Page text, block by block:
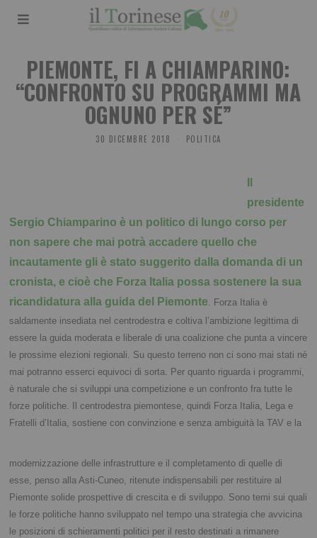
PIEMONTE, FI A CHIAMPARINO:
“CONFRONTO SU PROGRAMMI MA
OGNUNO PER SÉ”
30 DICEMBRE 2018 POLITICA
presidente
Sergio Chiamparino è un politico di lungo corso per
non sapere che mai potrà accadere quello che
incautamente gli è stato suggerito dalla domanda di un
cronista, e cioè che Forza Italia possa sostenere la sua
ricandidatura alla guida del Piemonte. Forza Italia è
saldamente insediata nel centrodestra e coltiva l’ambizione legittima di
essere la guida moderata e liberale di una coalizione che punta a vincere
le prossime elezioni regionali. Su questo terreno non ci sono mai stati né
mai potranno esserci equivoci di sorta. Per quanto riguarda i programmi,
è naturale che si sviluppi una competizione e un confronto fra tutte le
forze politiche. Il centrodestra piemontese, quindi Forza Italia, Lega e
Fratelli d’Italia, sostiene con convinzione e senza ambiguità la TAV e la
modernizzazione delle infrastrutture e il completamento di quelle di
esse, penso alla Asti-Cuneo, ritenute indispensabili per restituire al
Piemonte solide prospettive di crescita e di sviluppo. Sono temi sui quali
le forze politiche hanno sviluppato nel tempo una strategia che avvicina
le posizioni di schieramenti politici per il resto destinati a rimanere